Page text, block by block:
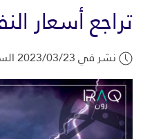
تراجع أسعار
نشر في 2023/03/23 الساعة 9:04 ص